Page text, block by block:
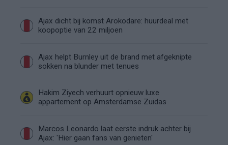
Ajax dicht bij komst Arokodare: huurdeal met
koopoptie van 22 miljoen
Ajax helpt Burnley uit de brand met afgeknipte
sokken na blunder met tenues
Hakim Ziyech verhuurt opnieuw luxe
appartement op Amsterdamse Zuidas
Marcos Leonardo laat eerste indruk achter bij
Ajax: 'Hier gaan fans van genieten'